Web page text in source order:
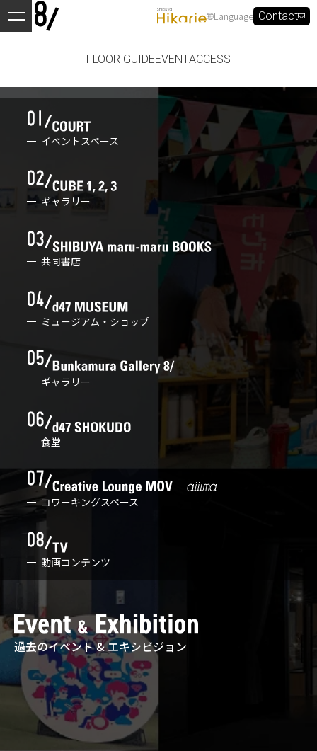
Language Contact
FLOOR GUIDEEVENTACCESS
イベントスペース
ギャラリー
共同書店
ミュージアム・ショップ
ギャラリー
食堂
コワーキングスペース
動画コンテンツ
過去のイベント & エキシビジョン